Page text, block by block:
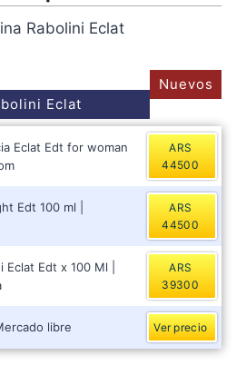
Eclat
Nuevos
Eclat Edt for woman
ARS
44500
Edt 100 ml |
ARS
44500
Eclat Edt x 100 Ml |
ARS
39300
libre Ver precio